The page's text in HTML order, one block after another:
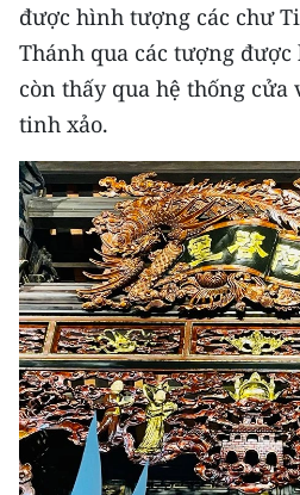
được hình tượng các chư
Thánh qua các tượng
còn thấy qua hệ thống
tinh xảo.